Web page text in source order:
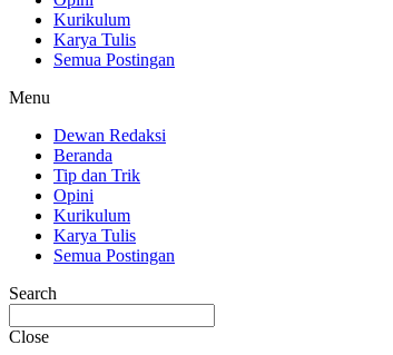
Kurikulum
Karya Tulis
Semua Postingan
Menu
Dewan Redaksi
Beranda
Tip dan Trik
Opini
Kurikulum
Karya Tulis
Semua Postingan
Search
Close